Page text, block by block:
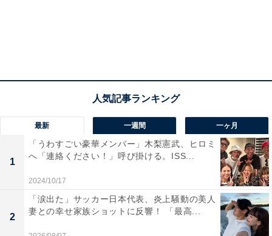
最新 一週間 一ヶ月
1
「うわすごい豪華メンバー」木梨憲武、ヒロミ
へ「連絡ください！」呼び掛ける。ISS...
2024/10/17
2
「涙出た」サッカー日本代表、炎上騒動の美人
妻との幸せ家族ショットに反響！ 「最高...